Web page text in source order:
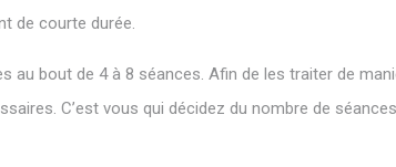
de courte durée.
au bout de 4 à 8 séances. Afin de les traiter de
C’est vous qui décidez du nombre de